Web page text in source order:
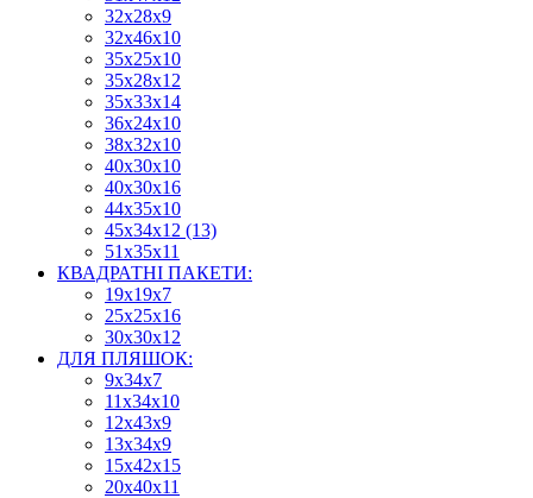
32х28х9
32х46х10
35х25х10
35х28х12
35х33х14
36х24х10
38х32х10
40х30х10
40х30х16
44х35х10
45х34х12 (13)
51х35х11
КВАДРАТНІ ПАКЕТИ:
19х19х7
25х25х16
30х30х12
ДЛЯ ПЛЯШОК:
9х34х7
11х34х10
12х43х9
13х34х9
15х42х15
20х40х11